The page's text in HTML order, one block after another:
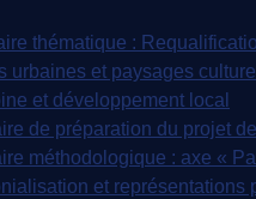
thématique :
urbaines et paysages
et développement local
de préparation du projet
méthodologique : axe «
et représentations